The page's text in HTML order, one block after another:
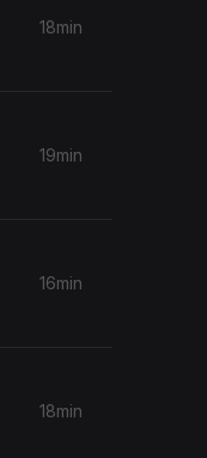
18min
19min
16min
18min